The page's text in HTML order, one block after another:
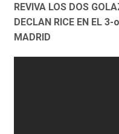
REVIVA LOS DOS
DECLAN RICE EN EL
MADRID